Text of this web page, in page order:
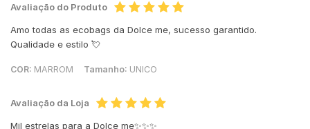
Avaliação do Produto
Amo todas as ecobags da Dolce me, sucesso garantido.
Qualidade e estilo 💘
COR: MARROM Tamanho: UNICO
Avaliação da Loja
Mil estrelas para a Dolce me✨✨✨